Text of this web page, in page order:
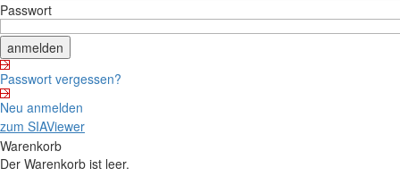
Passwort
Passwort vergessen?
Neu anmelden
zum SIAViewer
Warenkorb
Der Warenkorb ist leer.